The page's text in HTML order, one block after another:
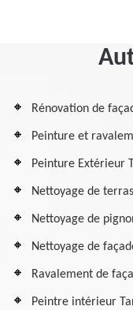
Rénovation de
Peinture et
Peinture Extérieur
Nettoyage de
Nettoyage de
Nettoyage de
Ravalement de
Peintre intérieur